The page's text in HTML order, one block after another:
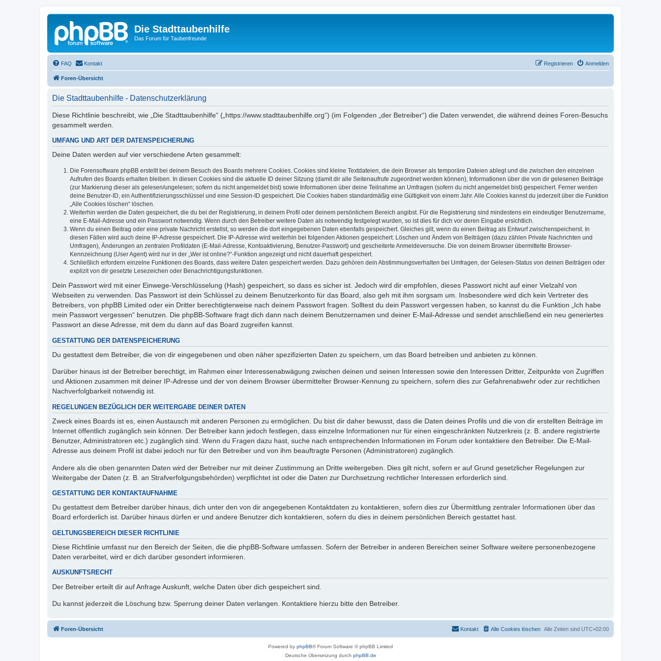
Die Stadttaubenhilfe
Das Forum für Taubenfreunde
FAQ Kontakt Anmelden
Registrieren
Foren-Übersicht
Die Stadttaubenhilfe - Datenschutzerklärung
Diese Richtlinie beschreibt, wie „Die Stadttaubenhilfe“ („https://www.stadttaubenhilfe.org“) (im Folgenden „der Betreiber“) die Daten verwendet, die während deines Foren-Besuchs
gesammelt werden.
UMFANG UND ART DER DATENSPEICHERUNG
Deine Daten werden auf vier verschiedene Arten gesammelt:
Die Forensoftware phpBB erstellt bei deinem Besuch des Boards mehrere Cookies. Cookies sind kleine Textdateien, die dein Browser als temporäre Dateien ablegt und die zwischen den einzelnen
Aufrufen des Boards erhalten bleiben. In diesen Cookies sind die aktuelle ID deiner Sitzung (damit dir alle Seitenaufrufe zugeordnet werden können), Informationen über die von dir gelesenen Beiträge
(zur Markierung dieser als gelesen/ungelesen; sofern du nicht angemeldet bist) sowie Informationen über deine Teilnahme an Umfragen (sofern du nicht angemeldet bist) gespeichert. Ferner werden
deine Benutzer-ID, ein Authentifizierungsschlüssel und eine Session-ID gespeichert. Die Cookies haben standardmäßig eine Gültigkeit von einem Jahr. Alle Cookies kannst du jederzeit über die Funktion
„Alle Cookies löschen“ löschen.
Weiterhin werden die Daten gespeichert, die du bei der Registrierung, in deinem Profil oder deinem persönlichem Bereich angibst. Für die Registrierung sind mindestens ein eindeutiger Benutzername,
eine E-Mail-Adresse und ein Passwort notwendig. Wenn durch den Betreiber weitere Daten als notwendig festgelegt wurden, so ist dies für dich vor deren Eingabe ersichtlich.
Wenn du einen Beitrag oder eine private Nachricht erstellst, so werden die dort eingegebenen Daten ebenfalls gespeichert. Gleiches gilt, wenn du einen Beitrag als Entwurf zwischenspeicherst. In
diesen Fällen wird auch deine IP-Adresse gespeichert. Die IP-Adresse wird weiterhin bei folgenden Aktionen gespeichert: Löschen und Ändern von Beiträgen (dazu zählen Private Nachrichten und
Umfragen), Änderungen an zentralen Profildaten (E-Mail-Adresse, Kontoaktivierung, Benutzer-Passwort) und gescheiterte Anmeldeversuche. Die von deinem Browser übermittelte Browser-
Kennzeichnung (User Agent) wird nur in der „Wer ist online?“-Funktion angezeigt und nicht dauerhaft gespeichert.
Schließlich erfordern einzelne Funktionen des Boards, dass weitere Daten gespeichert werden. Dazu gehören dein Abstimmungsverhalten bei Umfragen, der Gelesen-Status von deinen Beiträgen oder
explizit von dir gesetzte Lesezeichen oder Benachrichtigungsfunktionen.
Dein Passwort wird mit einer Einwege-Verschlüsselung (Hash) gespeichert, so dass es sicher ist. Jedoch wird dir empfohlen, dieses Passwort nicht auf einer Vielzahl von
Webseiten zu verwenden. Das Passwort ist dein Schlüssel zu deinem Benutzerkonto für das Board, also geh mit ihm sorgsam um. Insbesondere wird dich kein Vertreter des
Betreibers, von phpBB Limited oder ein Dritter berechtigterweise nach deinem Passwort fragen. Solltest du dein Passwort vergessen haben, so kannst du die Funktion „Ich habe
mein Passwort vergessen“ benutzen. Die phpBB-Software fragt dich dann nach deinem Benutzernamen und deiner E-Mail-Adresse und sendet anschließend ein neu generiertes
Passwort an diese Adresse, mit dem du dann auf das Board zugreifen kannst.
GESTATTUNG DER DATENSPEICHERUNG
Du gestattest dem Betreiber, die von dir eingegebenen und oben näher spezifizierten Daten zu speichern, um das Board betreiben und anbieten zu können.
Darüber hinaus ist der Betreiber berechtigt, im Rahmen einer Interessenabwägung zwischen deinen und seinen Interessen sowie den Interessen Dritter, Zeitpunkte von Zugriffen
und Aktionen zusammen mit deiner IP-Adresse und der von deinem Browser übermittelter Browser-Kennung zu speichern, sofern dies zur Gefahrenabwehr oder zur rechtlichen
Nachverfolgbarkeit notwendig ist.
REGELUNGEN BEZÜGLICH DER WEITERGABE DEINER DATEN
Zweck eines Boards ist es, einen Austausch mit anderen Personen zu ermöglichen. Du bist dir daher bewusst, dass die Daten deines Profils und die von dir erstellten Beiträge im
Internet öffentlich zugänglich sein können. Der Betreiber kann jedoch festlegen, dass einzelne Informationen nur für einen eingeschränkten Nutzerkreis (z. B. andere registrierte
Benutzer, Administratoren etc.) zugänglich sind. Wenn du Fragen dazu hast, suche nach entsprechenden Informationen im Forum oder kontaktiere den Betreiber. Die E-Mail-
Adresse aus deinem Profil ist dabei jedoch nur für den Betreiber und von ihm beauftragte Personen (Administratoren) zugänglich.
Andere als die oben genannten Daten wird der Betreiber nur mit deiner Zustimmung an Dritte weitergeben. Dies gilt nicht, sofern er auf Grund gesetzlicher Regelungen zur
Weitergabe der Daten (z. B. an Strafverfolgungsbehörden) verpflichtet ist oder die Daten zur Durchsetzung rechtlicher Interessen erforderlich sind.
GESTATTUNG DER KONTAKTAUFNAHME
Du gestattest dem Betreiber darüber hinaus, dich unter den von dir angegebenen Kontaktdaten zu kontaktieren, sofern dies zur Übermittlung zentraler Informationen über das
Board erforderlich ist. Darüber hinaus dürfen er und andere Benutzer dich kontaktieren, sofern du dies in deinem persönlichen Bereich gestattet hast.
GELTUNGSBEREICH DIESER RICHTLINIE
Diese Richtlinie umfasst nur den Bereich der Seiten, die die phpBB-Software umfassen. Sofern der Betreiber in anderen Bereichen seiner Software weitere personenbezogene
Daten verarbeitet, wird er dich darüber gesondert informieren.
AUSKUNFTSRECHT
Der Betreiber erteilt dir auf Anfrage Auskunft, welche Daten über dich gespeichert sind.
Du kannst jederzeit die Löschung bzw. Sperrung deiner Daten verlangen. Kontaktiere hierzu bitte den Betreiber.
Foren-Übersicht Alle Zeiten sind UTC+02:00
Alle Cookies löschen
Kontakt
Powered by phpBB® Forum Software © phpBB Limited
Deutsche Übersetzung durch phpBB.de